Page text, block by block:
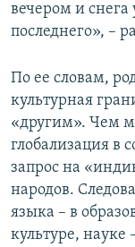
вечером и снега
последнего», –
По ее словам,
культурная
«другим». Чем
глобализация в
запрос на
народов.
языка – в
культуре, науке